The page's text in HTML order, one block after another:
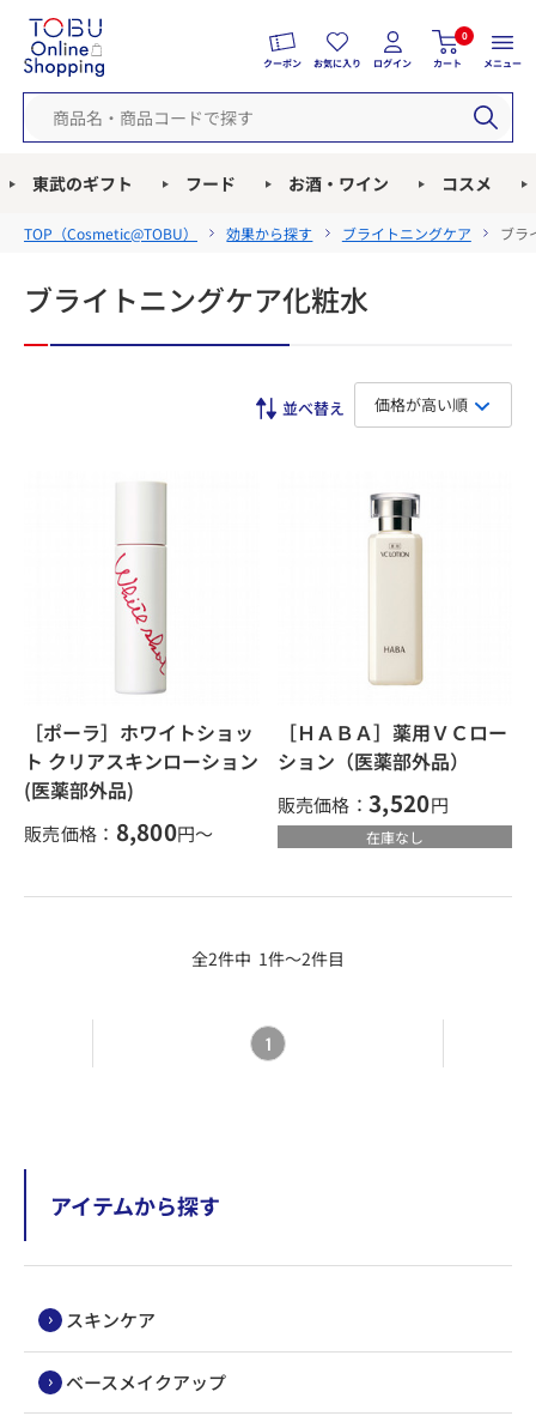
クーポン お気に入り ログイン
0
カート メニュー
東武のギフト フード お酒・ワイン コスメ
TOP（Cosmetic@TOBU） 効果から探す ブライトニングケア ブラ
アイテムから探す
スキンケア
ベースメイクアップ
ブライトニングケア化粧水
価格が高い順
［ポーラ］ホワイトショッ
ト クリアスキンローション
(医薬部外品)
販売価格： 8,800円～
［ＨＡＢＡ］薬用ＶＣロー
ション（医薬部外品）
販売価格： 3,520円
在庫なし
全2件中 1件～2件目
1